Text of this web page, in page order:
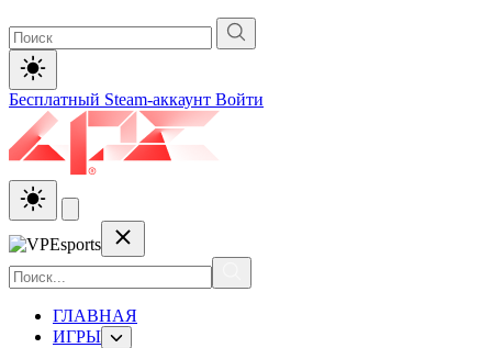
Бесплатный Steam-аккаунт Войти
ГЛАВНАЯ
ИГРЫ